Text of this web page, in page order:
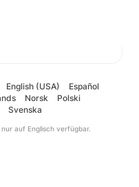
English (USA)
Español
Norsk
Polski
Svenska
auf Englisch verfügbar.